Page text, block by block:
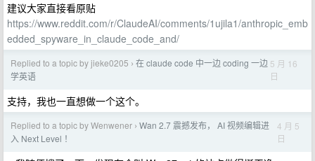
建议大家直接看原贴
https://www.reddit.com/r/ClaudeAI/comments/1ujila1/anthropic_emb
edded_spyware_in_claude_code_and/
Replied to a topic by jieke0205 › 在 claude code 中一边 coding 一边
学英语
5 月 16
日
支持，我也一直想做一个这个。
Replied to a topic by Wenwener › Wan 2.7 震撼发布， AI 视频编辑进
入 Next Level ！
4 月 5
日